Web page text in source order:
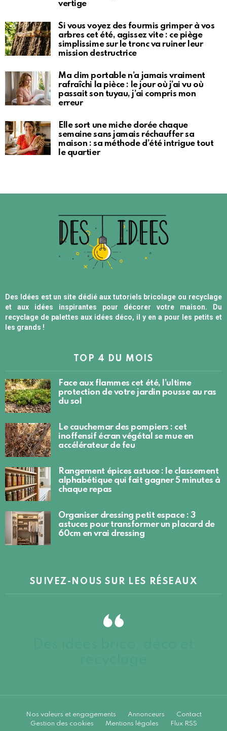
vertige
Si vous voyez des fourmis grimper à vos
arbres cet été, agissez vite : ce piège
simplissime sur le tronc va ruiner leur
mission destructrice
Ma clim portable n’a jamais vraiment
rafraîchi la pièce : le jour où j’ai vu où
passait son tuyau, j’ai compris mon
erreur
Elle sort une miche dorée chaque
semaine sans jamais réchauffer sa
maison : sa méthode d’été intrigue tout
le quartier
Des Idées est un site dédié aux tutoriels bricolage ou recyclage
et aux idées inspirantes pour décorer votre maison. Du
recyclage de palettes aux idées déco, il y en a pour les petits et
les grands !
TOP 4 DU MOIS
Face aux flammes cet été, l’ultime
protection de votre jardin pousse au ras
du sol
Le cauchemar des pompiers : cet
inoffensif écran végétal se mue en
accélérateur de feu
Rangement épices astuce : le classement
alphabétique qui fait gagner 5 minutes à
chaque repas
Organiser dressing petit espace : 3
astuces pour transformer un placard de
60cm en vrai dressing
SUIVEZ-NOUS SUR LES RÉSEAUX
Nos valeurs et engagements Annonceurs
Contact
Gestion des cookies
Mentions légales Flux RSS